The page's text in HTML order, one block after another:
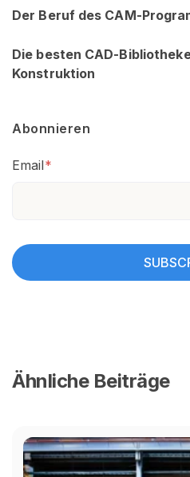
Der Beruf des CAM-
Die besten CAD-
Konstruktion
Abonnieren
Email*
Ähnliche Beiträge